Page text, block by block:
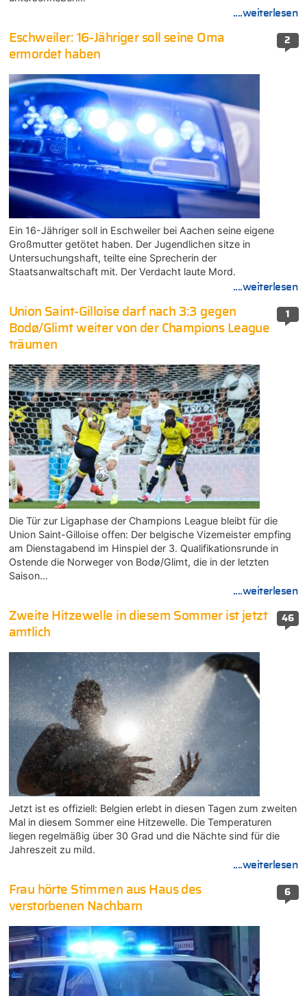
....weiterlesen
2
Eschweiler: 16-Jähriger soll seine Oma
ermordet haben
Ein 16-Jähriger soll in Eschweiler bei Aachen seine eigene
Großmutter getötet haben. Der Jugendlichen sitze in
Untersuchungshaft, teilte eine Sprecherin der
Staatsanwaltschaft mit. Der Verdacht laute Mord.
....weiterlesen
1
Union Saint-Gilloise darf nach 3:3 gegen
Bodø/Glimt weiter von der Champions League
träumen
Die Tür zur Ligaphase der Champions League bleibt für die
Union Saint-Gilloise offen: Der belgische Vizemeister empfing
am Dienstagabend im Hinspiel der 3. Qualifikationsrunde in
Ostende die Norweger von Bodø/Glimt, die in der letzten
Saison…
....weiterlesen
46
Zweite Hitzewelle in diesem Sommer ist jetzt
amtlich
Jetzt ist es offiziell: Belgien erlebt in diesen Tagen zum zweiten
Mal in diesem Sommer eine Hitzewelle. Die Temperaturen
liegen regelmäßig über 30 Grad und die Nächte sind für die
Jahreszeit zu mild.
....weiterlesen
6
Frau hörte Stimmen aus Haus des
verstorbenen Nachbarn